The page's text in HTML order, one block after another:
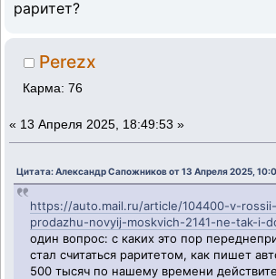
раритет?
Perezx
Карма: 76
« 13 Апреля 2025, 18:49:53 »
Цитата: Александр Сапожников от 13 Апреля 2025,
https://auto.mail.ru/article/104400-v-
prodazhu-novyij-moskvich-2141-ne-tak-i-
один вопрос: с каких это пор
стал считаться раритетом, как пишет
500 тысяч по нашему времени